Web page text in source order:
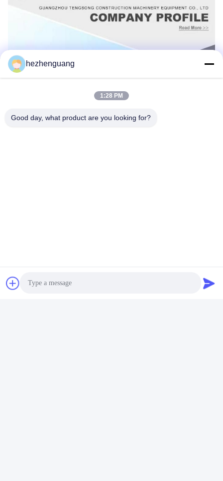
hezhenguang
1:28 PM
Good day, what product are you looking for?